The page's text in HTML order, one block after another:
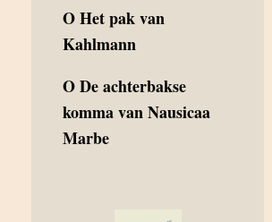
OHet pak van
Kahlmann
ODe achterbakse
komma van Nausicaa
Marbe